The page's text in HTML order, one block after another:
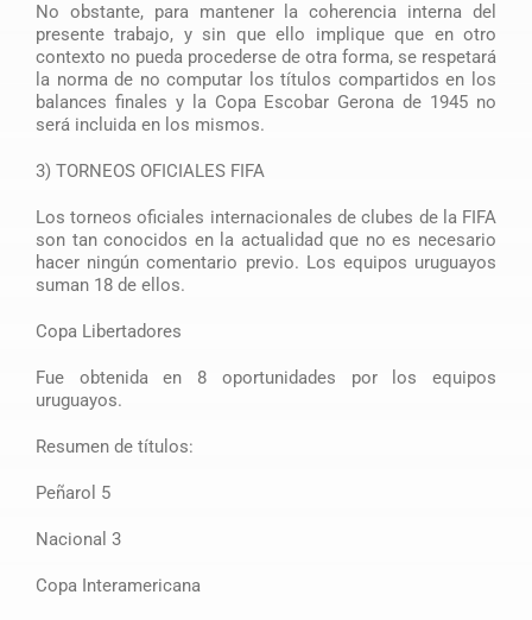
No obstante, para mantener la coherencia interna del
presente trabajo, y sin que ello implique que en otro
contexto no pueda procederse de otra forma, se respetará
la norma de no computar los títulos compartidos en los
balances finales y la Copa Escobar Gerona de 1945 no
será incluida en los mismos.
3) TORNEOS OFICIALES FIFA
Los torneos oficiales internacionales de clubes de la FIFA
son tan conocidos en la actualidad que no es necesario
hacer ningún comentario previo. Los equipos uruguayos
suman 18 de ellos.
Copa Libertadores
Fue obtenida en 8 oportunidades por los equipos
uruguayos.
Resumen de títulos:
Peñarol 5
Nacional 3
Copa Interamericana